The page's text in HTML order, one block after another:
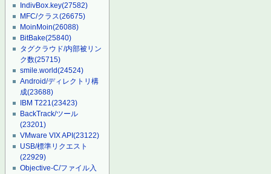
IndivBox.key(27582)
MFC/クラス(26675)
MoinMoin(26088)
BitBake(25840)
タグクラウド/内部被リン
ク数(25715)
smile.world(24524)
Android/ディレクトリ構
成(23688)
IBM T221(23423)
BackTrack/ツール
(23201)
VMware VIX API(23122)
USB/標準リクエスト
(22929)
Objective-C/ファイル入